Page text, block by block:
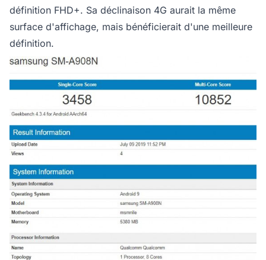
définition FHD+. Sa déclinaison 4G aurait la même
surface d'affichage, mais bénéficierait d'une meilleure
définition.